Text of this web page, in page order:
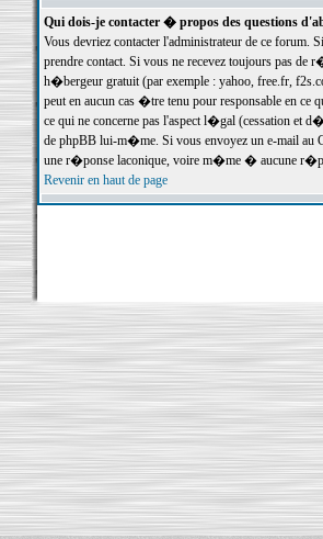
Qui dois-je contacter � propos des questions
Vous devriez contacter l'administrateur de ce forum.
prendre contact. Si vous ne recevez toujours pas
h�bergeur gratuit (par exemple : yahoo, free.fr,
peut en aucun cas �tre tenu pour responsable en
ce qui ne concerne pas l'aspect l�gal (cessation et
de phpBB lui-m�me. Si vous envoyez un e-mail au
une r�ponse laconique, voire m�me � aucune
Revenir en haut de page